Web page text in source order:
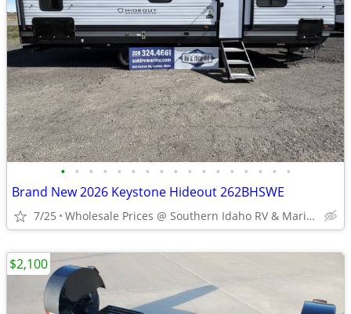
• • • • • • • • • • • • • • • • •
Brand New 2026 Keystone Hideout 262BHSWE
7/25 Wholesale Prices @ Southern Idaho RV & Marine
$2,100